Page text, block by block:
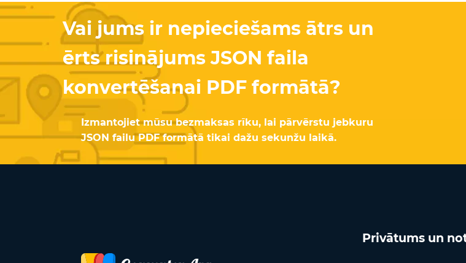
Vai jums ir nepieciešams ātrs un
ērts risinājums JSON faila
konvertēšanai PDF formātā?
Izmantojiet mūsu bezmaksas rīku, lai pārvērstu jebkuru
JSON failu PDF formātā tikai dažu sekunžu laikā.
Privātums un